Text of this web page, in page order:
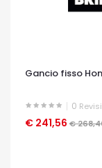
Gancio fisso
0
€ 241,56 €
OCCHIATA VELOCE